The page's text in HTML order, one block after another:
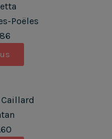
Poëles